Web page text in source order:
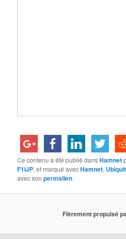
Ce contenu a été publié dansHamnet
F1IJP, et marqué avecHamnet,
avec sonpermalien.
Fièrement propulsé